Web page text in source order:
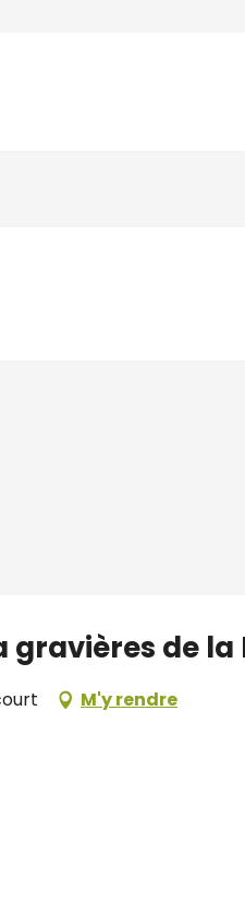
gravières de la
M'y rendre